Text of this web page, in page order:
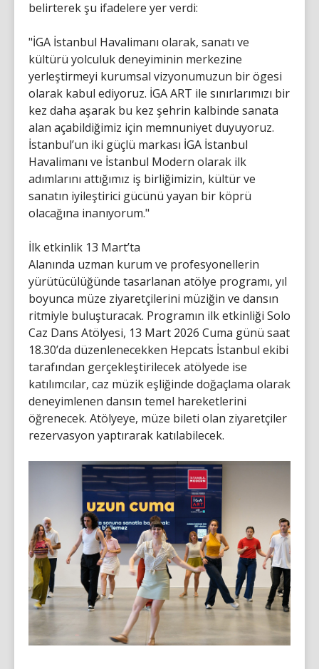
belirterek şu ifadelere yer verdi:
"İGA İstanbul Havalimanı olarak, sanatı ve
kültürü yolculuk deneyiminin merkezine
yerleştirmeyi kurumsal vizyonumuzun bir ögesi
olarak kabul ediyoruz. İGA ART ile sınırlarımızı bir
kez daha aşarak bu kez şehrin kalbinde sanata
alan açabildiğimiz için memnuniyet duyuyoruz.
İstanbul’un iki güçlü markası İGA İstanbul
Havalimanı ve İstanbul Modern olarak ilk
adımlarını attığımız iş birliğimizin, kültür ve
sanatın iyileştirici gücünü yayan bir köprü
olacağına inanıyorum."
İlk etkinlik 13 Mart’ta
Alanında uzman kurum ve profesyonellerin
yürütücülüğünde tasarlanan atölye programı, yıl
boyunca müze ziyaretçilerini müziğin ve dansın
ritmiyle buluşturacak. Programın ilk etkinliği Solo
Caz Dans Atölyesi, 13 Mart 2026 Cuma günü saat
18.30’da düzenlenecekken Hepcats İstanbul ekibi
tarafından gerçekleştirilecek atölyede ise
katılımcılar, caz müzik eşliğinde doğaçlama olarak
deneyimlenen dansın temel hareketlerini
öğrenecek. Atölyeye, müze bileti olan ziyaretçiler
rezervasyon yaptırarak katılabilecek.